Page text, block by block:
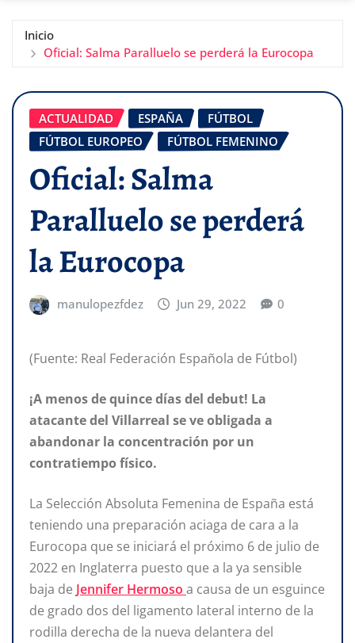
Inicio
Oficial: Salma Paralluelo se perderá la Eurocopa
ACTUALIDAD ESPAÑA
FÚTBOL
FÚTBOL EUROPEO
FÚTBOL FEMENINO
Oficial: Salma
Paralluelo se perderá
la Eurocopa
manulopezfdez Jun 29, 2022 0
(Fuente: Real Federación Española de Fútbol)
¡A menos de quince días del debut! La
atacante del Villarreal se ve obligada a
abandonar la concentración por un
contratiempo físico.
La Selección Absoluta Femenina de España está
teniendo una preparación aciaga de cara a la
Eurocopa que se iniciará el próximo 6 de julio de
2022 en Inglaterra puesto que a la ya sensible
baja de Jennifer Hermoso a causa de un esguince
de grado dos del ligamento lateral interno de la
rodilla derecha de la nueva delantera del